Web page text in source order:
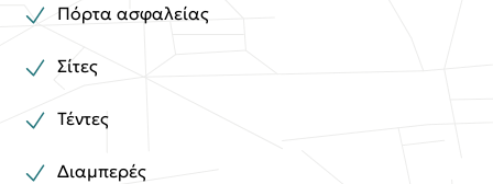
Πόρτα ασφαλείας
Σίτες
Τέντες
Διαμπερές